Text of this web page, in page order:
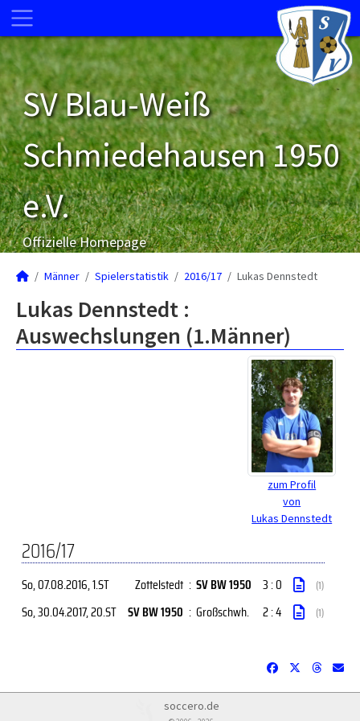
SV Blau-Weiß
Schmiedehausen 1950
e.V.
Offizielle Homepage
Männer Spielerstatistik 2016/17 Lukas Dennstedt
Lukas Dennstedt :
Auswechslungen (1.Männer)
zum Profil
von
Lukas Dennstedt
2016/17
So, 07.08.2016, 1.ST Zottelstedt : SV BW 1950 3 : 0 (1)
So, 30.04.2017, 20.ST SV BW 1950 : Großschwh. 2 : 4 (1)
soccero.de